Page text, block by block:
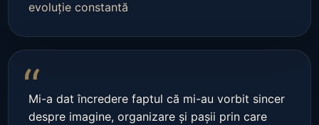
evoluție constantă
“
Mi-a dat încredere faptul că mi-au vorbit sincer
despre imagine, organizare și pașii prin care